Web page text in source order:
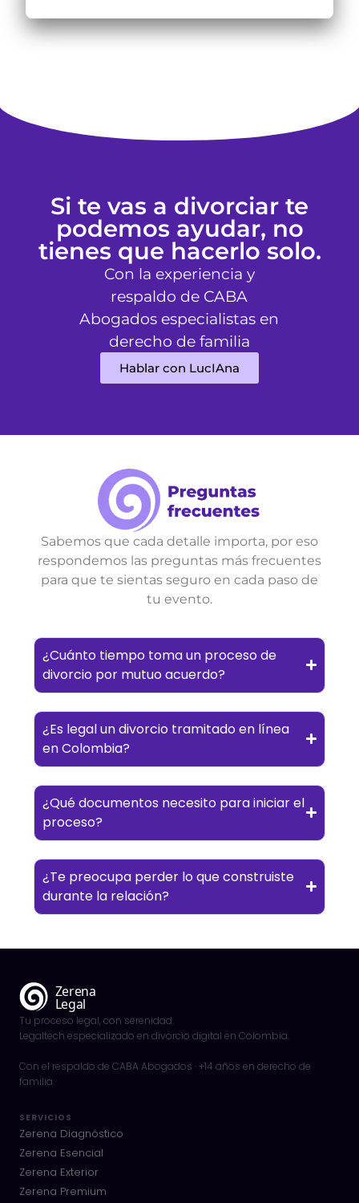
Si te vas a divorciar te
podemos ayudar, no
tienes que hacerlo solo.
Con la experiencia y
respaldo de CABA
Abogados especialistas en
derecho de familia
Hablar con LucIAna
Sabemos que cada detalle importa, por eso
respondemos las preguntas más frecuentes
para que te sientas seguro en cada paso de
tu evento.
¿Cuánto tiempo toma un proceso de
divorcio por mutuo acuerdo?
¿Es legal un divorcio tramitado en línea
en Colombia?
¿Qué documentos necesito para iniciar el
proceso?
¿Te preocupa perder lo que construiste
durante la relación?
Tu proceso legal, con serenidad.
Legaltech especializado en divorcio digital en Colombia.
Con el respaldo de CABA Abogados · +14 años en derecho de
familia.
SERVICIOS
Zerena Diagnóstico
Zerena Esencial
Zerena Exterior
Zerena Premium